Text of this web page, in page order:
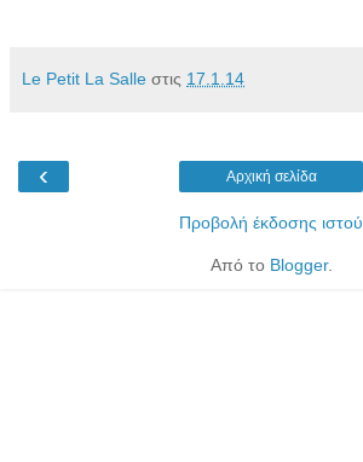
Le Petit La Salle στις 17.1.14
‹ Αρχική σελίδα
Προβολή έκδοσης ιστού
Από το Blogger.